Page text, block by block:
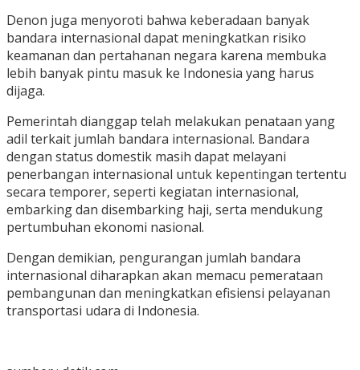
Denon juga menyoroti bahwa keberadaan banyak
bandara internasional dapat meningkatkan risiko
keamanan dan pertahanan negara karena membuka
lebih banyak pintu masuk ke Indonesia yang harus
dijaga.
Pemerintah dianggap telah melakukan penataan yang
adil terkait jumlah bandara internasional. Bandara
dengan status domestik masih dapat melayani
penerbangan internasional untuk kepentingan tertentu
secara temporer, seperti kegiatan internasional,
embarking dan disembarking haji, serta mendukung
pertumbuhan ekonomi nasional.
Dengan demikian, pengurangan jumlah bandara
internasional diharapkan akan memacu pemerataan
pembangunan dan meningkatkan efisiensi pelayanan
transportasi udara di Indonesia.